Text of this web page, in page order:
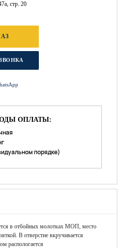
стр. 20
ОПЛАТЫ:
порядке)
в отбойных молотках МОП, место
В отверстие вкручивается
распологается